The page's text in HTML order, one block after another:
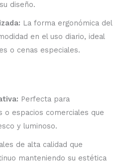
diseño.
La forma ergonómica del
en el uso diario, ideal
o cenas especiales.
Perfecta para
o espacios comerciales que
y luminoso.
de alta calidad que
manteniendo su estética